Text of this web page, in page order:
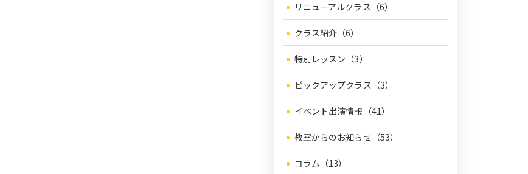
リニューアルクラス（6）
クラス紹介（6）
特別レッスン（3）
ピックアップクラス（3）
イベント出演情報（41）
教室からのお知らせ（53）
コラム（13）